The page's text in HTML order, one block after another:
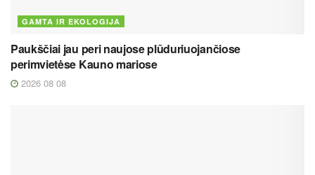
GAMTA IR EKOLOGIJA
Paukščiai jau peri naujose plūduriuojančiose
perimvietėse Kauno mariose
2026 08 08